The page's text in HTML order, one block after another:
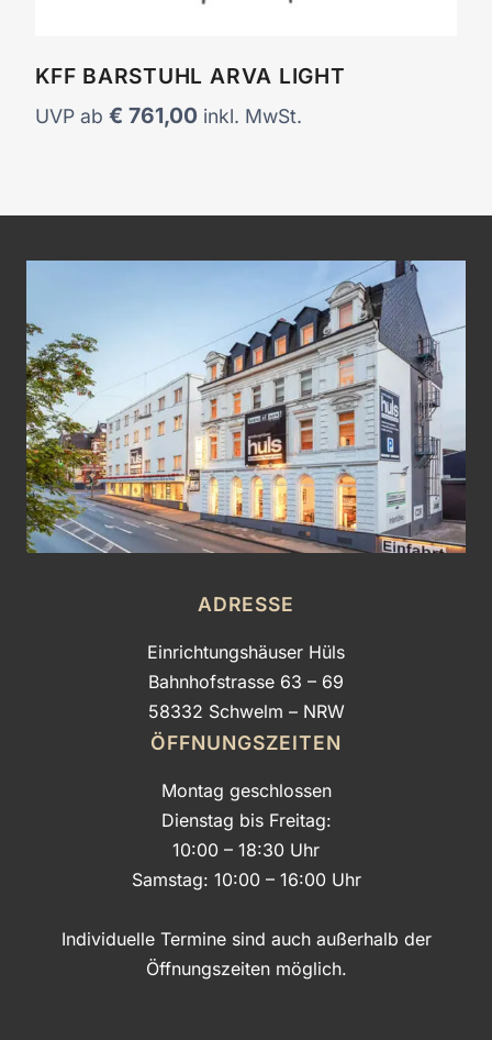
KFF BARSTUHL ARVA LIGHT
UVP ab € 761,00 inkl. MwSt.
ADRESSE
Einrichtungshäuser Hüls
Bahnhofstrasse 63 – 69
58332 Schwelm – NRW
ÖFFNUNGSZEITEN
Montag geschlossen
Dienstag bis Freitag:
10:00 – 18:30 Uhr
Samstag: 10:00 – 16:00 Uhr
Individuelle Termine sind auch außerhalb der
Öffnungszeiten möglich.